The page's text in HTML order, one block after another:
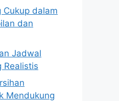
Cukup dalam
dan
Jadwal
Realistis
Mendukung